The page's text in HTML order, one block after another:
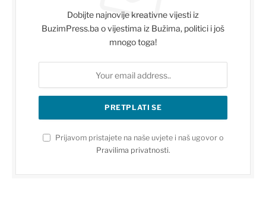
Dobijte najnovije kreativne vijesti iz
BuzimPress.ba o vijestima iz Bužima, politici i još
mnogo toga!
Prijavom pristajete na naše uvjete i naš ugovor o
Pravilima privatnosti.